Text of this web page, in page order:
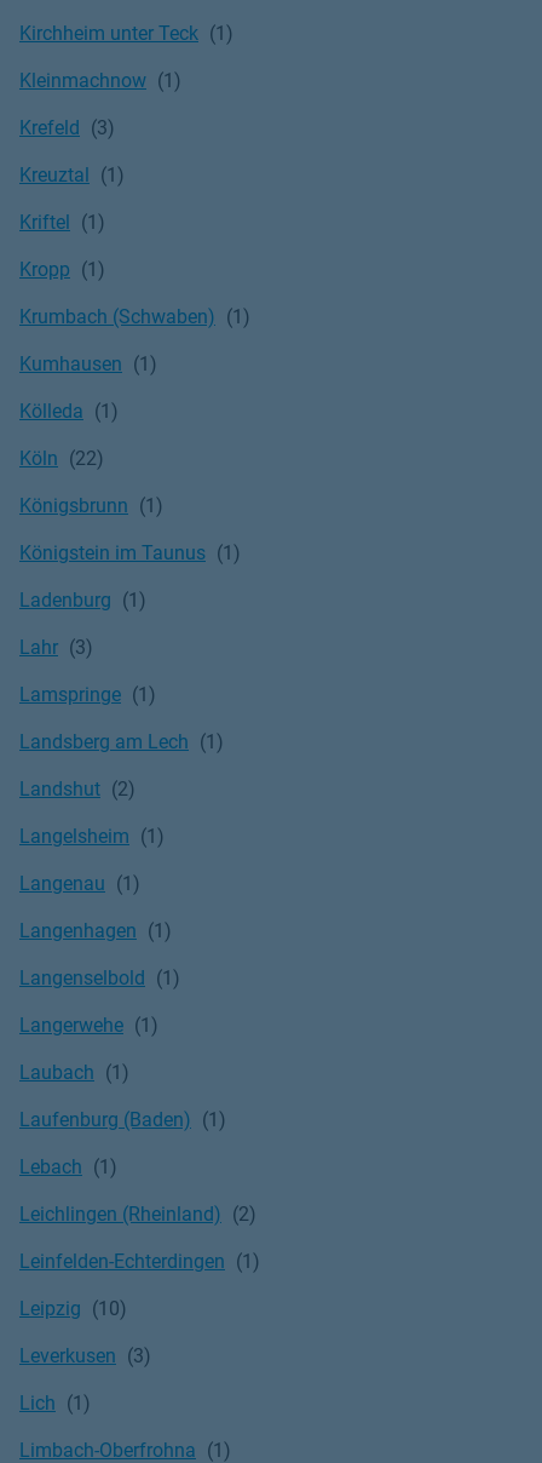
Kirchheim unter Teck
Kleinmachnow
Krefeld
Kreuztal
Kriftel
Kropp
Krumbach (Schwaben)
Kumhausen
Kölleda
Köln
Königsbrunn
Königstein im Taunus
Ladenburg
Lahr
Lamspringe
Landsberg am Lech
Landshut
Langelsheim
Langenau
Langenhagen
Langenselbold
Langerwehe
Laubach
Laufenburg (Baden)
Lebach
Leichlingen (Rheinland)
Leinfelden-Echterdingen
Leipzig
Leverkusen
Lich
Limbach-Oberfrohna